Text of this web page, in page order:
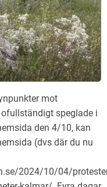
mot
speglade i
den 4/10, kan
(dvs där du nu
2024/10/04/